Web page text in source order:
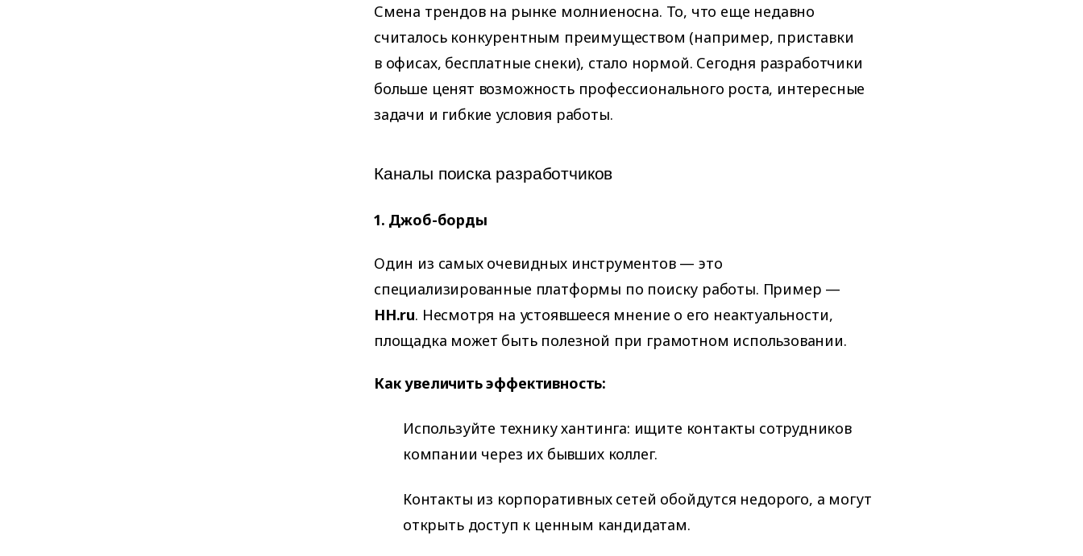
Смена трендов на рынке молниеносна. То, что еще недавно
считалось конкурентным преимуществом (например, приставки
в офисах, бесплатные снеки), стало нормой. Сегодня разработчики
больше ценят возможность профессионального роста, интересные
задачи и гибкие условия работы.
Каналы поиска разработчиков
1. Джоб-борды
Один из самых очевидных инструментов — это
специализированные платформы по поиску работы. Пример —
HH.ru. Несмотря на устоявшееся мнение о его неактуальности,
площадка может быть полезной при грамотном использовании.
Как увеличить эффективность:
Используйте технику хантинга: ищите контакты сотрудников
компании через их бывших коллег.
Контакты из корпоративных сетей обойдутся недорого, а могут
открыть доступ к ценным кандидатам.